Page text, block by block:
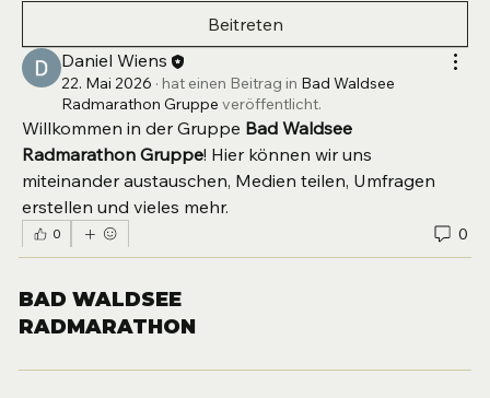
Beitreten
Daniel Wiens
22. Mai 2026 · hat einen Beitrag in Bad Waldsee
Radmarathon Gruppe veröffentlicht.
Willkommen in der Gruppe Bad Waldsee
Radmarathon Gruppe! Hier können wir uns
miteinander austauschen, Medien teilen, Umfragen
erstellen und vieles mehr.
0 0
BAD WALDSEE
RADMARATHON